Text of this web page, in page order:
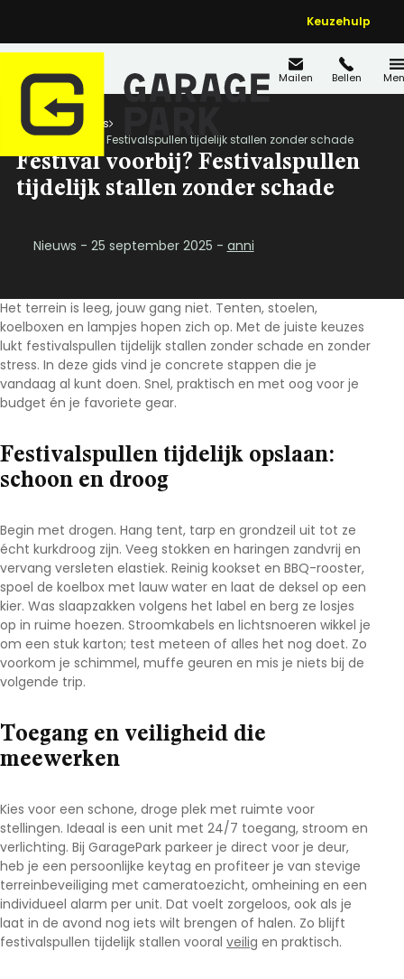
Keuzehulp
Mailen Bellen
Home Nieuws
Festival voorbij? Festivalspullen tijdelijk stallen zonder schade
Festival voorbij? Festivalspullen
tijdelijk stallen zonder schade
Nieuws - 25 september 2025 - anni
Het terrein is leeg, jouw gang niet. Tenten, stoelen,
koelboxen en lampjes hopen zich op. Met de juiste keuzes
lukt festivalspullen tijdelijk stallen zonder schade en zonder
stress. In deze gids vind je concrete stappen die je
vandaag al kunt doen. Snel, praktisch en met oog voor je
budget én je favoriete gear.
Festivalspullen tijdelijk opslaan:
schoon en droog
Begin met drogen. Hang tent, tarp en grondzeil uit tot ze
écht kurkdroog zijn. Veeg stokken en haringen zandvrij en
vervang versleten elastiek. Reinig kookset en BBQ-rooster,
spoel de koelbox met lauw water en laat de deksel op een
kier. Was slaapzakken volgens het label en berg ze losjes
op in ruime hoezen. Stroomkabels en lichtsnoeren wikkel je
om een stuk karton; test meteen of alles het nog doet. Zo
voorkom je schimmel, muffe geuren en mis je niets bij de
volgende trip.
Toegang en veiligheid die
meewerken
Kies voor een schone, droge plek met ruimte voor
stellingen. Ideaal is een unit met 24/7 toegang, stroom en
verlichting. Bij GaragePark parkeer je direct voor je deur,
heb je een persoonlijke keytag en profiteer je van stevige
terreinbeveiliging met cameratoezicht, omheining en een
individueel alarm per unit. Dat voelt zorgeloos, ook als je
laat in de avond nog iets wilt brengen of halen. Zo blijft
festivalspullen tijdelijk stallen vooral veilig en praktisch.